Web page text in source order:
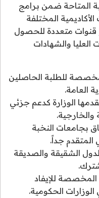
المتاحة ضمن برامج
المختلفة
قنوات متعددة للحصول
والشهادات
للطلبة الحاصلين
العامة.
الوزارة كدعم جزئي
والخارجية.
بجامعات النخبة
المتقدم جداً.
الشقيقة والصديقة
المخصصة للإيفاد
الحكومية.